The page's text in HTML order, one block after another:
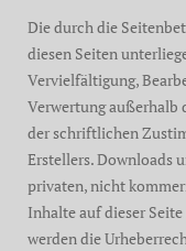
Die durch die
diesen Seiten
Vervielfältigung,
Verwertung außerhalb
der schriftlichen
Erstellers. Downloads
privaten, nicht
Inhalte auf dieser
werden die